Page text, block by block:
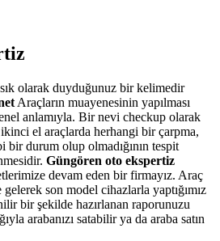
olarak duyduğunuz bir kelimedir
Araçların muayenesinin yapılması
anlamıyla. Bir nevi checkup olarak
el araçlarda herhangi bir çarpma,
bir durum olup olmadığının tespit
Güngören oto ekspertiz
devam eden bir firmayız. Araç
gelerek son model cihazlarla yaptığımız
bir şekilde hazırlanan raporunuzu
arabanızı satabilir ya da araba satın